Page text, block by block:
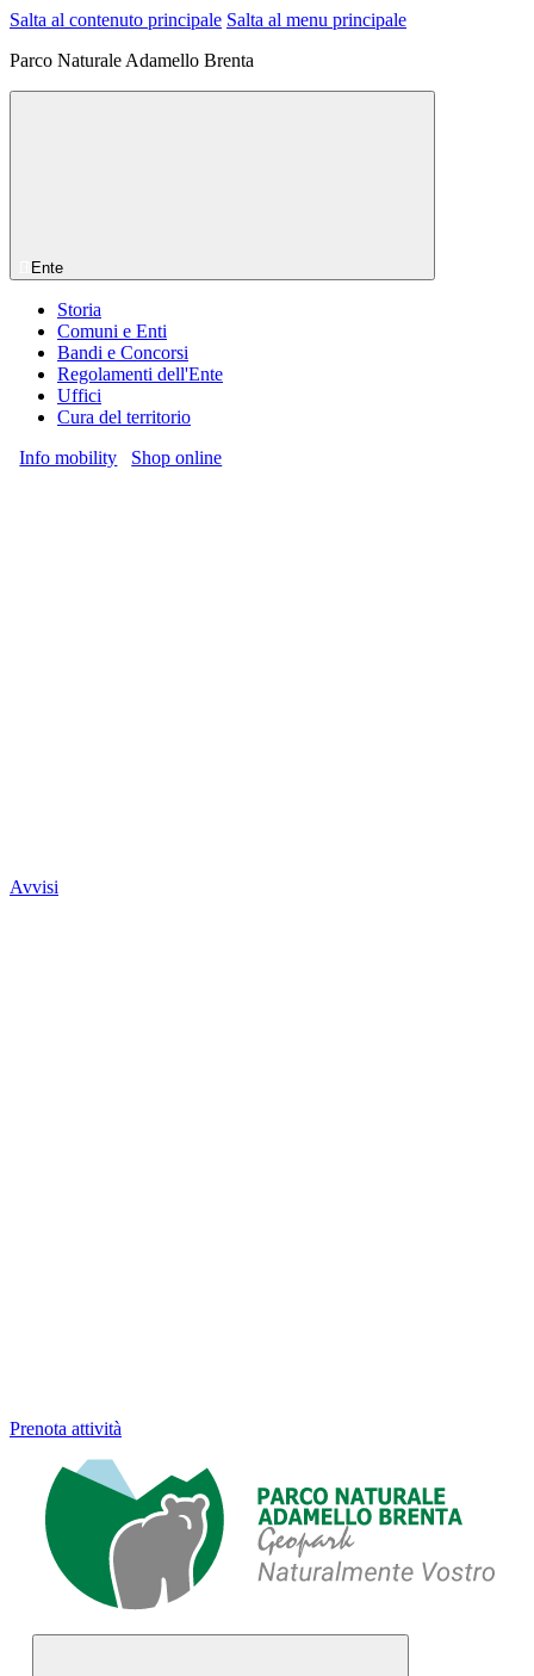
Salta al contenuto principale Salta al menu principale
Parco Naturale Adamello Brenta
Ente
Storia
Comuni e Enti
Bandi e Concorsi
Regolamenti dell'Ente
Uffici
Cura del territorio
Info mobility
Shop online
Avvisi
Prenota attività